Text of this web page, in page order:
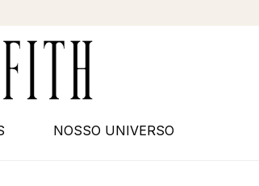
NOSSO UNIVERSO